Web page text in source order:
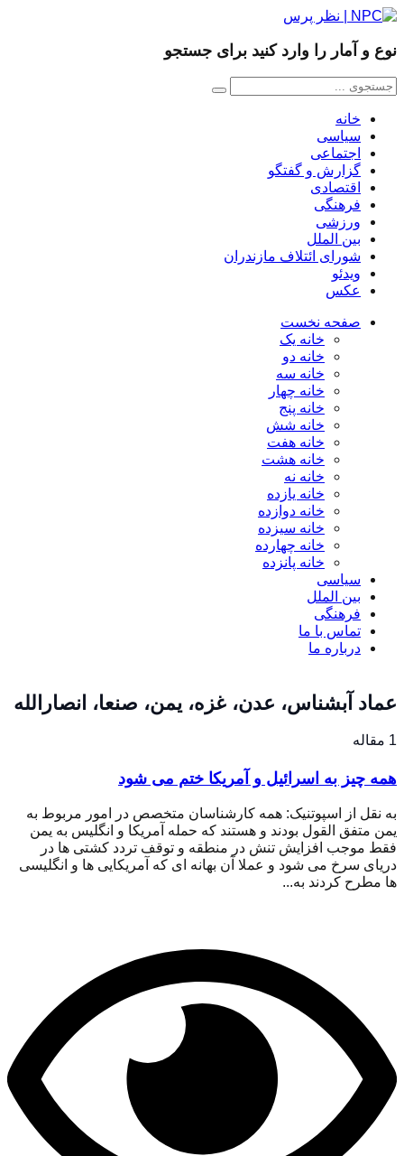
نوع و آمار را وارد کنید برای جستجو
خانه
سیاسی
اجتماعی
گزارش و گفتگو
اقتصادی
فرهنگی
ورزشی
بین الملل
شورای ائتلاف مازندران
ویدئو
عکس
صفحه نخست
خانه یک
خانه دو
خانه سه
خانه چهار
خانه پنج
خانه شش
خانه هفت
خانه هشت
خانه نه
خانه یازده
خانه دوازده
خانه سیزده
خانه چهارده
خانه پانزده
سیاسی
بین الملل
فرهنگی
تماس با ما
درباره ما
عماد آبشناس، عدن، غزه، یمن، صنعا، انصارالله
1 مقاله
همه چیز به اسرائیل و آمریکا ختم می شود
به نقل از اسپوتنیک: همه کارشناسان متخصص در امور مربوط به
یمن متفق القول بودند و هستند که حمله آمریکا و انگلیس به یمن
فقط موجب افزایش تنش در منطقه و توقف تردد کشتی ها در
دریای سرخ می شود و عملا آن بهانه ای که آمریکایی ها و انگلیسی
ها مطرح کردند به...